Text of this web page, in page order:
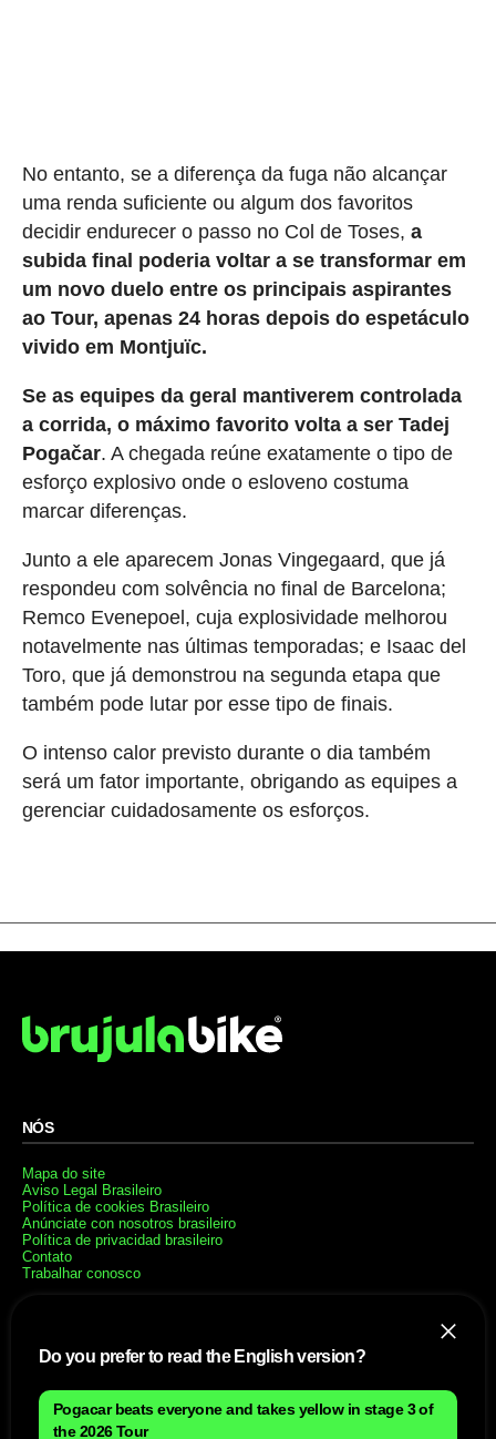
No entanto, se a diferença da fuga não alcançar
uma renda suficiente ou algum dos favoritos
decidir endurecer o passo no Col de Toses, a
subida final poderia voltar a se transformar em
um novo duelo entre os principais aspirantes
ao Tour, apenas 24 horas depois do espetáculo
vivido em Montjuïc.
Se as equipes da geral mantiverem controlada
a corrida, o máximo favorito volta a ser Tadej
Pogačar. A chegada reúne exatamente o tipo de
esforço explosivo onde o esloveno costuma
marcar diferenças.
Junto a ele aparecem Jonas Vingegaard, que já
respondeu com solvência no final de Barcelona;
Remco Evenepoel, cuja explosividade melhorou
notavelmente nas últimas temporadas; e Isaac del
Toro, que já demonstrou na segunda etapa que
também pode lutar por esse tipo de finais.
O intenso calor previsto durante o dia também
será um fator importante, obrigando as equipes a
gerenciar cuidadosamente os esforços.
NÓS
Mapa do site
Aviso Legal Brasileiro
Política de cookies Brasileiro
Anúnciate con nosotros brasileiro
Política de privacidad brasileiro
Contato
Trabalhar conosco
MusickMag
SIGA-NOS
Do you prefer to read the English version?
Pogacar beats everyone and takes yellow in stage 3 of
the 2026 Tour